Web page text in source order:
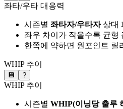
좌타/우타 대응력
시즌별 좌타자/우타자상대
좌우 차이가 작을수록 균형
한쪽에 약하면 원포인트 릴
WHIP 추이
💾 ?
WHIP 추이
시즌별 WHIP(이닝당 출루